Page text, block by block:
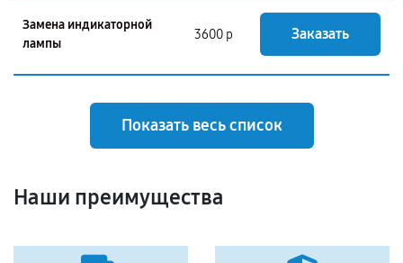
Замена индикаторной
лампы
3600 р Заказать
Показать весь список
Наши преимущества